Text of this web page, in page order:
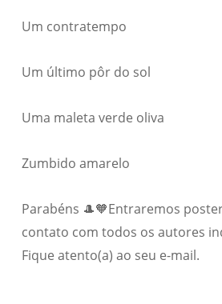
Um contratempo
Um último pôr do sol
Uma maleta verde oliva
Zumbido amarelo
Parabéns 🎩🧡Entraremos
contato com todos os autores
Fique atento(a) ao seu e-mail.